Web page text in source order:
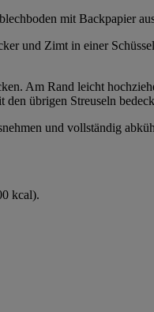
mit Backpapier
und Zimt in einer
Am Rand leicht
übrigen Streuseln
und vollständig
kcal).